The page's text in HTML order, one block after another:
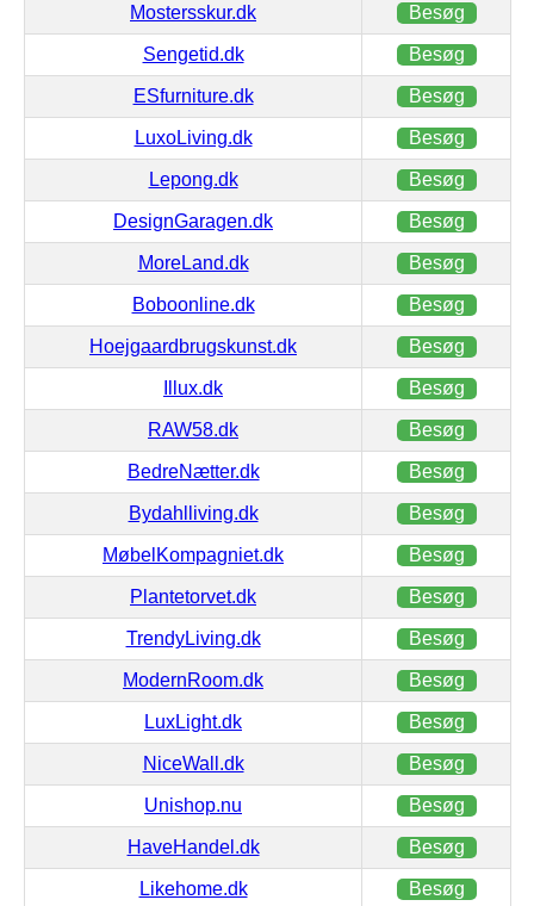
Mostersskur.dk Besøg
Sengetid.dk Besøg
ESfurniture.dk Besøg
LuxoLiving.dk Besøg
Lepong.dk Besøg
DesignGaragen.dk Besøg
MoreLand.dk Besøg
Boboonline.dk Besøg
Hoejgaardbrugskunst.dk Besøg
Illux.dk Besøg
RAW58.dk Besøg
BedreNætter.dk Besøg
Bydahlliving.dk Besøg
MøbelKompagniet.dk Besøg
Plantetorvet.dk Besøg
TrendyLiving.dk Besøg
ModernRoom.dk Besøg
LuxLight.dk Besøg
NiceWall.dk Besøg
Unishop.nu Besøg
HaveHandel.dk Besøg
Likehome.dk Besøg